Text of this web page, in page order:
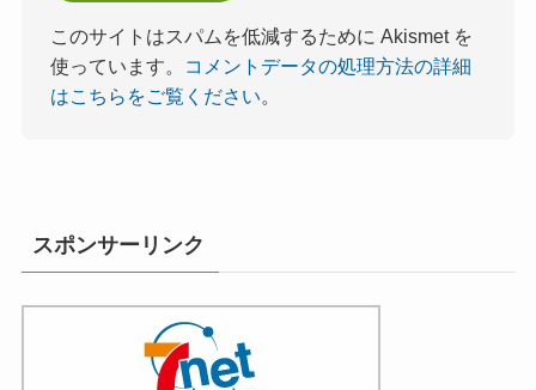
このサイトはスパムを低減するために Akismet を
使っています。
コメントデータの処理方法の詳細
はこちらをご覧ください。
スポンサーリンク